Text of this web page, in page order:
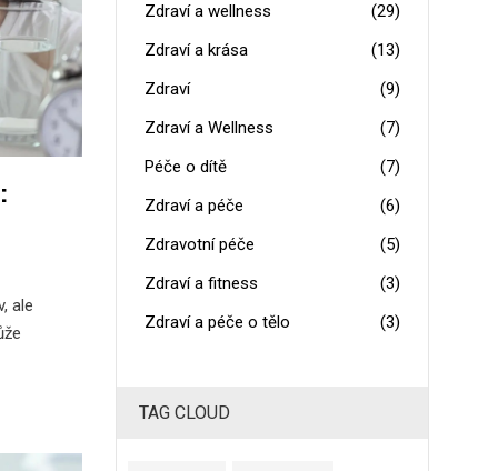
ale
Zdraví a wellness
(29)
Zdraví a krása
(13)
Zdraví
(9)
Zdraví a Wellness
(7)
Péče o dítě
(7)
Zdraví a péče
(6)
Zdravotní péče
(5)
Zdraví a fitness
(3)
Zdraví a péče o tělo
(3)
TAG CLOUD